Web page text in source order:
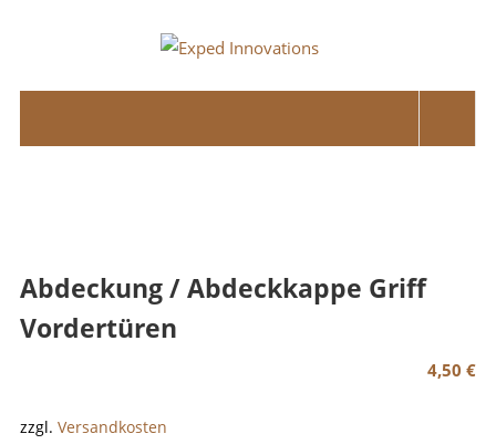
Exped
Abdeckung / Abdeckkappe Griff
Vordertüren
4,50€
zzgl. Versandkosten